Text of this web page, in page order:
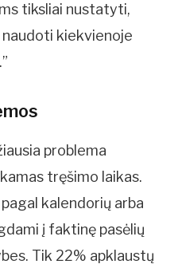
tiksliai nustatyti,
naudoti kiekvienoje
problema
tręšimo laikas.
kalendorių arba
į faktinę pasėlių
Tik 22% apklaustų